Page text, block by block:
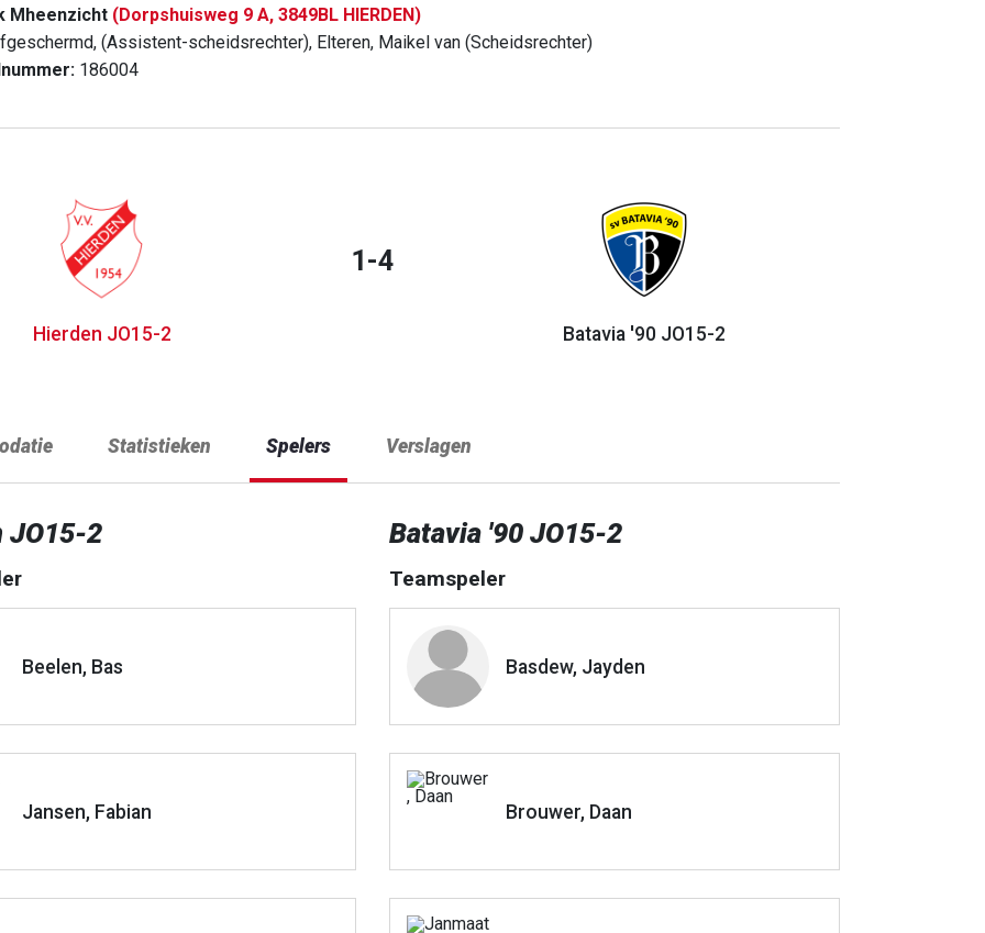
Mheenzicht (Dorpshuisweg 9 A, 3849BL HIERDEN)
(Assistent-scheidsrechter), Elteren, Maikel van (Scheidsrechter)
186004
Hierden JO15-2
1-4
Batavia '90 JO15-2
Statistieken Spelers Verslagen
JO15-2
Beelen, Bas
Jansen, Fabian
Batavia '90 JO15-2
Teamspeler
Basdew, Jayden
Brouwer, Daan